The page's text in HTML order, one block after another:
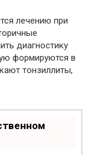
лечению при
диагностику
формируются в
тонзиллиты,